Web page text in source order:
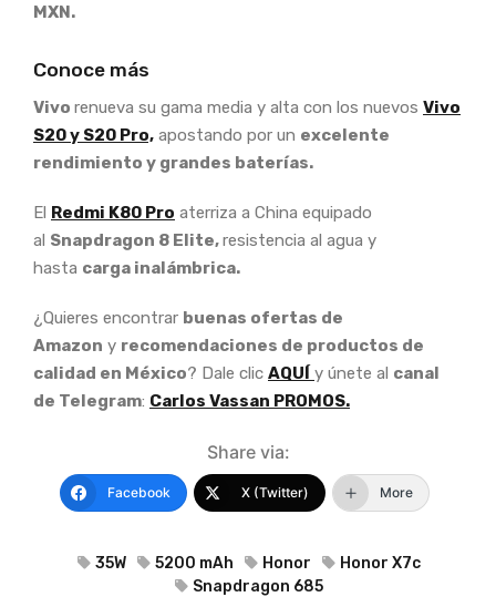
MXN.
Conoce más
Vivo renueva su gama media y alta con los nuevos Vivo
S20 y S20 Pro, apostando por un excelente
rendimiento y grandes baterías.
El Redmi K80 Pro aterriza a China equipado
al Snapdragon 8 Elite,resistencia al agua y
hasta carga inalámbrica.
¿Quieres encontrar buenas ofertas de
Amazon y recomendaciones de productos de
calidad en México? Dale clic AQUÍ y únete al canal
de Telegram: Carlos Vassan PROMOS.
Share via:
Facebook X (Twitter) More
35W 5200 mAh Honor
Honor X7c
Snapdragon 685